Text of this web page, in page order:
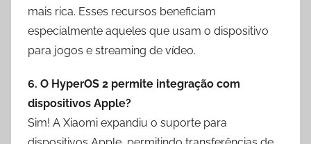
mais rica. Esses recursos beneficiam
especialmente aqueles que usam o dispositivo
para jogos e streaming de vídeo.
6. O HyperOS 2 permite integração com
dispositivos Apple?
Sim! A Xiaomi expandiu o suporte para